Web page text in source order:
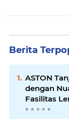
Berita
ASTON
dengan
Fasilitas